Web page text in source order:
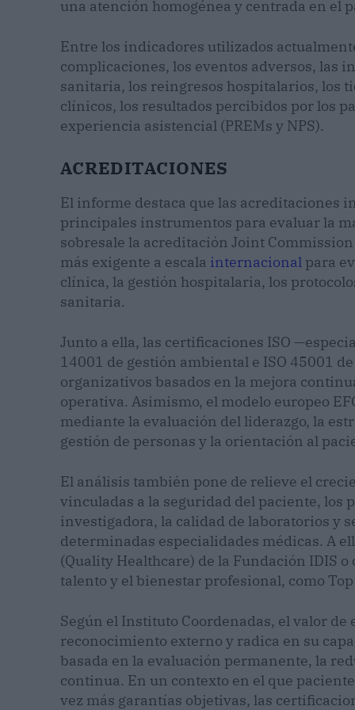
una atención homogénea y centrada en el
Entre los indicadores utilizados
complicaciones, los eventos adversos, las
sanitaria, los reingresos hospitalarios, los
clínicos, los resultados percibidos por los
experiencia asistencial (PREMs y NPS).
ACREDITACIONES
El informe destaca que las acreditaciones
principales instrumentos para evaluar la
sobresale la acreditación Joint
más exigente a escala internacional para
clínica, la gestión hospitalaria, los
sanitaria.
Junto a ella, las certificaciones ISO
14001 de gestión ambiental e ISO 45001
organizativos basados en la mejora
operativa. Asimismo, el modelo europeo
mediante la evaluación del liderazgo, la
gestión de personas y la orientación al
El análisis también pone de relieve el
vinculadas a la seguridad del paciente, los
investigadora, la calidad de laboratorios y
determinadas especialidades médicas. A
(Quality Healthcare) de la Fundación IDIS
talento y el bienestar profesional, como
Según el Instituto Coordenadas, el valor
reconocimiento externo y radica en su
basada en la evaluación permanente, la
continua. En un contexto en el que
vez más garantías objetivas, las